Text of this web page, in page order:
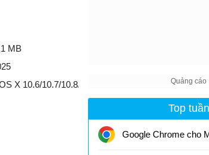
MB
X 10.6/10.7/10.8/10.9/10.10/10.11, macOS 10.12
Top tuần
Google Chrome cho